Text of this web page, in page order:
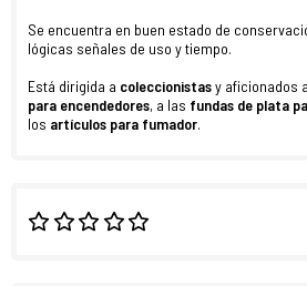
Se encuentra en buen estado de
lógicas señales de uso y tiempo.
Está dirigida a coleccionistasy aficionados
para encendedores, a las fundas de plata
los artículos para fumador.